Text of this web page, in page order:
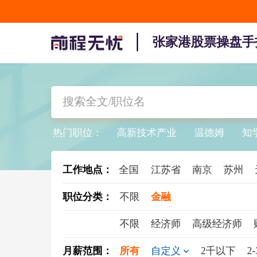
张家港股票操盘
热门职位： 高新技术产业 温德姆 知
工作地点： 全国 江苏省 南京 苏州
职位分类： 不限 金融
不限 经济师 高级经济师
金融研究
资金管理 拍卖师
月薪范围： 所有 自定义 2千以下